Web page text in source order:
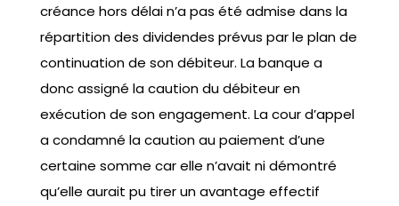
créance hors délai n’a pas été admise dans la
répartition des dividendes prévus par le plan de
continuation de son débiteur. La banque a
donc assigné la caution du débiteur en
exécution de son engagement. La cour d’appel
a condamné la caution au paiement d’une
certaine somme car elle n’avait ni démontré
qu’elle aurait pu tirer un avantage effectif